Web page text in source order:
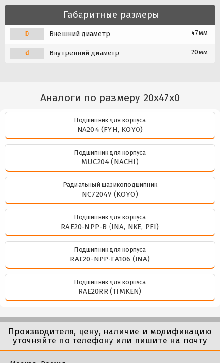
Габаритные размеры
D Внешний диаметр 47мм
d Внутренний диаметр 20мм
Аналоги по размеру 20x47x0
Подшипник для корпуса
NA204 (FYH, KOYO)
Подшипник для корпуса
MUC204 (NACHI)
Радиальный шарикоподшипник
NC7204V (KOYO)
Подшипник для корпуса
RAE20-NPP-B (INA, NKE, PFI)
Подшипник для корпуса
RAE20-NPP-FA106 (INA)
Подшипник для корпуса
RAE20RR (TIMKEN)
Производителя, цену, наличие и модификацию
уточняйте по телефону или пишите на почту